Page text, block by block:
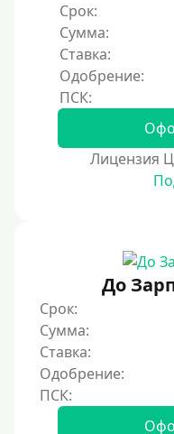
Цель
На Новый Год
Для улучшения
На погашение
Документы
Без документов
По ИНН
По загранпаспорту
По военному билету
Срок:
Сумма:
Ставка:
Одобрение:
Лицензия
До
Срок:
Сумма:
Ставка:
Одобрение: